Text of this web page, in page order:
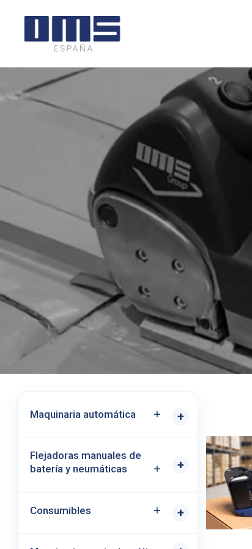
Maquinaria automática +
Flejadoras manuales de
batería y neumáticas
+
Consumibles +